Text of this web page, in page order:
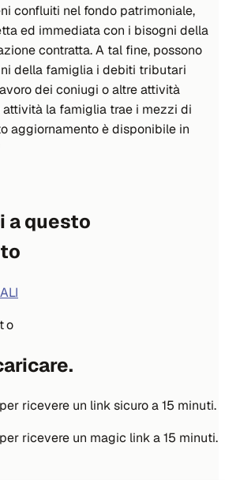
confluiti nel fondo patrimoniale,
ed immediata con i bisogni della
contratta. A tal fine, possono
della famiglia i debiti tributari
dei coniugi o altre attività
la famiglia trae i mezzi di
aggiornamento è disponibile in
a questo
ricevere un link sicuro a 15 minuti.
ricevere un magic link a 15 minuti.